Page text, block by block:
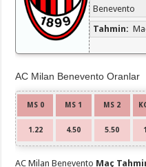
AC Milan
Benevento
Tahmin:
AC Milan Benevento Oranlar
MS 0 MS 1 MS 2
1.22 4.50 5.50
AC Milan Benevento Maç